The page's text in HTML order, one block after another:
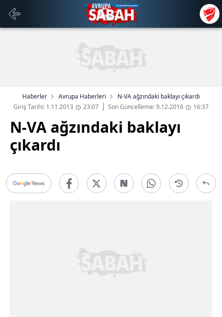
Haberler Avrupa Haberleri
N-VA ağzındaki baklayı çıkardı
Giriş Tarihi: 1.11.2013
23:07 Son Güncelleme: 9.12.2016 16:37
N-VA ağzındaki baklayı
çıkardı